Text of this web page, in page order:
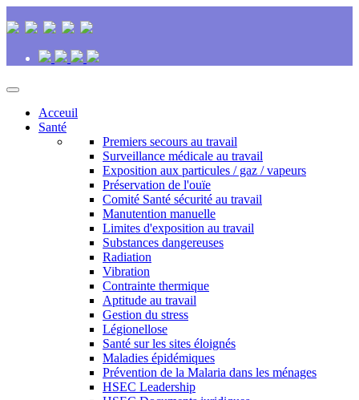
Acceuil
Santé
Premiers secours au travail
Surveillance médicale au travail
Exposition aux particules / gaz / vapeurs
Préservation de l'ouïe
Comité Santé sécurité au travail
Manutention manuelle
Limites d'exposition au travail
Substances dangereuses
Radiation
Vibration
Contrainte thermique
Aptitude au travail
Gestion du stress
Légionellose
Santé sur les sites éloignés
Maladies épidémiques
Prévention de la Malaria dans les ménages
HSEC Leadership